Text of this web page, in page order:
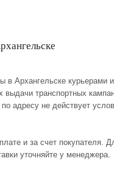
в Архангельске курьерами
транспортных
адресу не действует
и за счет
уточняйте у менеджера.